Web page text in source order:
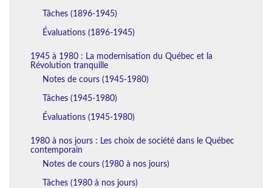
Tâches (1896-1945)
Évaluations (1896-1945)
1945 à 1980 : La modernisation du Québec et la
Révolution tranquille
Notes de cours (1945-1980)
Tâches (1945-1980)
Évaluations (1945-1980)
1980 à nos jours : Les choix de société dans le Québec
contemporain
Notes de cours (1980 à nos jours)
Tâches (1980 à nos jours)